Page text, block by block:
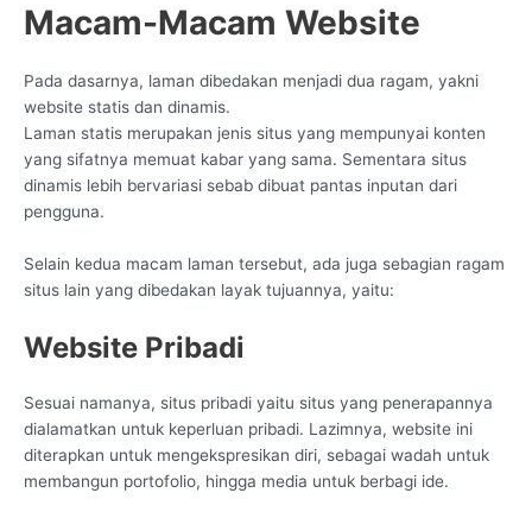
Macam-Macam Website
Pada dasarnya, laman dibedakan menjadi dua ragam, yakni
website statis dan dinamis.
Laman statis merupakan jenis situs yang mempunyai konten
yang sifatnya memuat kabar yang sama. Sementara situs
dinamis lebih bervariasi sebab dibuat pantas inputan dari
pengguna.
Selain kedua macam laman tersebut, ada juga sebagian ragam
situs lain yang dibedakan layak tujuannya, yaitu:
Website Pribadi
Sesuai namanya, situs pribadi yaitu situs yang penerapannya
dialamatkan untuk keperluan pribadi. Lazimnya, website ini
diterapkan untuk mengekspresikan diri, sebagai wadah untuk
membangun portofolio, hingga media untuk berbagi ide.